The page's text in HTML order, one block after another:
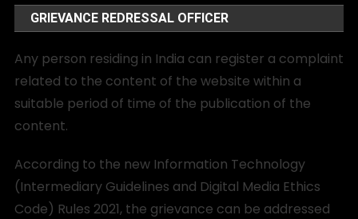
GRIEVANCE REDRESSAL OFFICER
Any person residing in India can register a complaint
related to the content of the website within a
suitable period of time of the publication of the
content.
According to the new Information Technology
(Intermediary Guidelines and Digital Media Ethics
Code) Rules 2021, the grievance can be addressed